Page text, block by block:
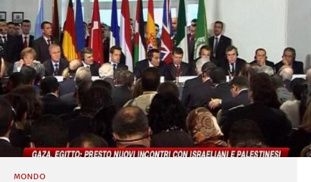
MONDO